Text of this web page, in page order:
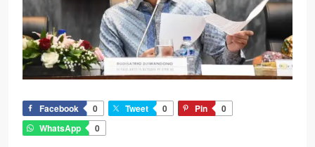
Facebook 0 Tweet 0 Pin
0
WhatsApp
0